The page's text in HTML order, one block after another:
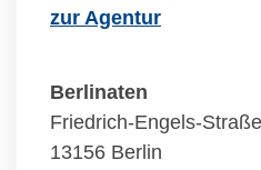
zur Agentur
Berlinaten
Friedrich-Engels-
13156 Berlin